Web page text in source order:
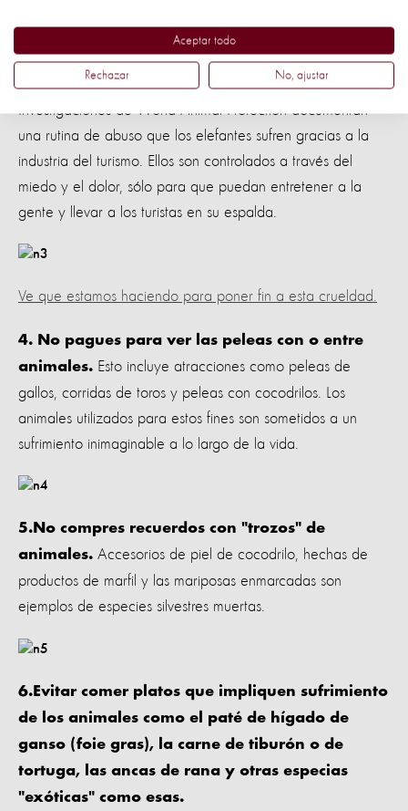
paseos en elefante y no participes en
actividades que permiten tocarlos.Los elefantes de
atracciones turísticas son víctimas de crueles entrenamiento.
Investigaciones de World Animal Protection documentan
una rutina de abuso que los elefantes sufren gracias a la
industria del turismo. Ellos son controlados a través del
miedo y el dolor, sólo para que puedan entretener a la
gente y llevar a los turistas en su espalda.
Ve que estamos haciendo para poner fin a esta crueldad.
4. No pagues para ver las peleas con o entre
animales. Esto incluye atracciones como peleas de
gallos, corridas de toros y peleas con cocodrilos. Los
animales utilizados para estos fines son sometidos a un
sufrimiento inimaginable a lo largo de la vida.
5. No compres recuerdos con "trozos" de
animales. Accesorios de piel de cocodrilo, hechas de
productos de marfil y las mariposas enmarcadas son
ejemplos de especies silvestres muertas.
6.Evitar comer platos que impliquen sufrimiento
de los animales como el paté de hígado de
ganso (foie gras), la carne de tiburón o de
tortuga, las ancas de rana y otras especias
"exóticas" como esas.
Aceptar todo
Rechazar No, ajustar